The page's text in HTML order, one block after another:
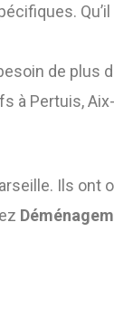
de plus
à Pertuis,
Ils ont